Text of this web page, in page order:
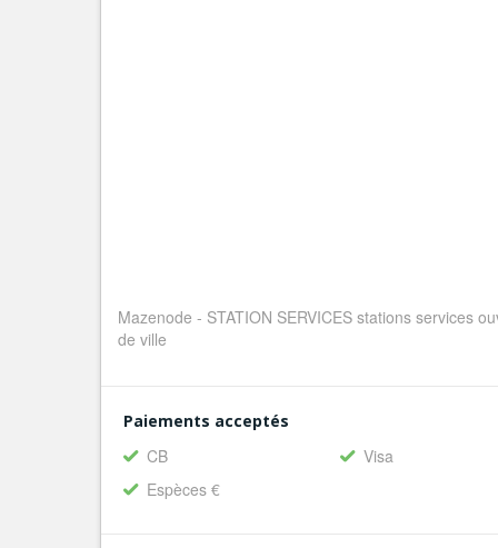
Mazenode - STATION SERVICES stations services
de ville
Paiements acceptés
CB
Visa
Espèces €